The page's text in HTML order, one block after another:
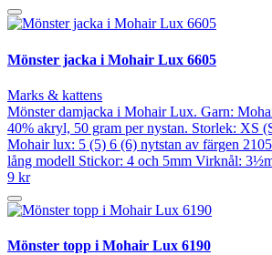
Mönster jacka i Mohair Lux 6605
Marks & kattens
Mönster damjacka i Mohair Lux. Garn:
40% akryl, 50 gram per nystan. Storlek: XS
Mohair lux: 5 (5) 6 (6) nytstan av färgen
lång modell Stickor: 4 och 5mm Virknål:
9 kr
Mönster topp i Mohair Lux 6190